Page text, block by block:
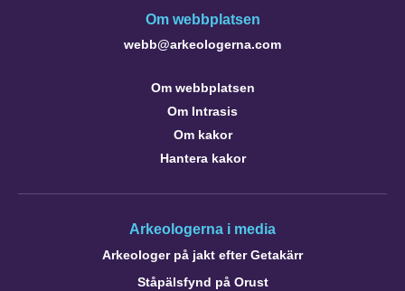
Om webbplatsen
webb@arkeologerna.com
Om webbplatsen
Om Intrasis
Om kakor
Hantera kakor
Arkeologerna i media
Arkeologer på jakt efter Getakärr
Ståpälsfynd på Orust